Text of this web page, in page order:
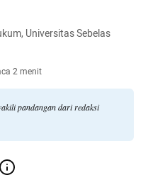
Universitas Sebelas
2 menit
pandangan dari redaksi